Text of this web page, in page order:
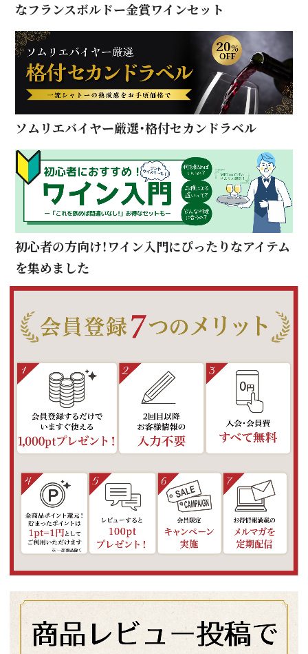
なフランスボルドー金賞ワインセット
ソムリエバイヤー厳選・格付セカンドラベル
初心者の方向け！ワイン入門にぴったりなアイテム
を集めました